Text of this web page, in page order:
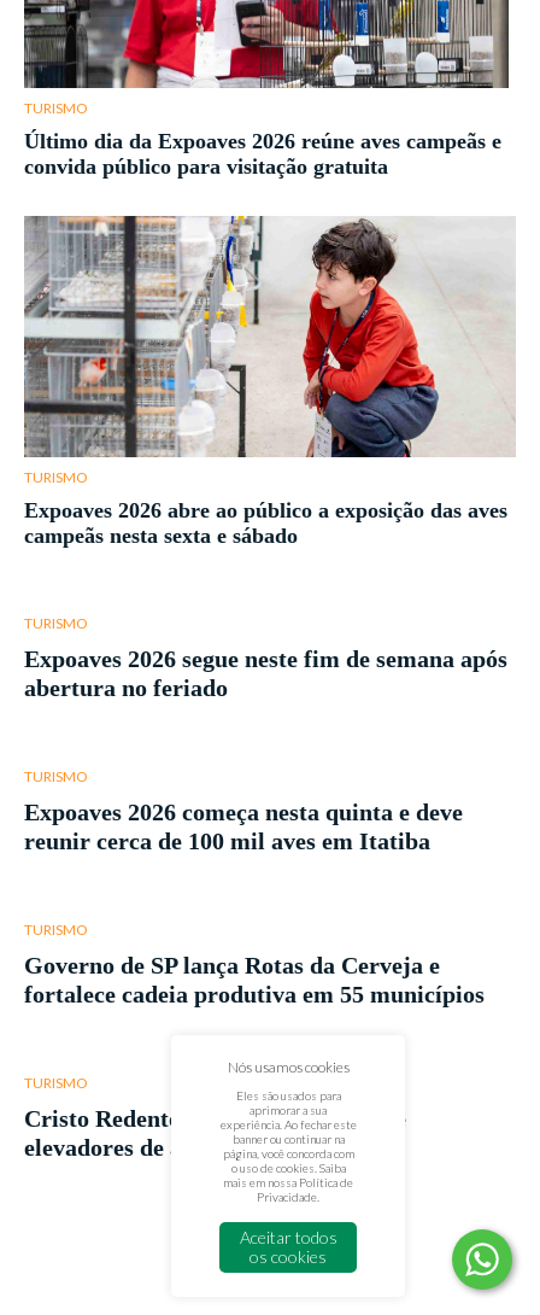
TURISMO
Último dia da Expoaves 2026 reúne aves campeãs e
convida público para visitação gratuita
TURISMO
Expoaves 2026 abre ao público a exposição das aves
campeãs nesta sexta e sábado
TURISMO
Expoaves 2026 segue neste fim de semana após
abertura no feriado
TURISMO
Expoaves 2026 começa nesta quinta e deve
reunir cerca de 100 mil aves em Itatiba
TURISMO
Governo de SP lança Rotas da Cerveja e
fortalece cadeia produtiva em 55 municípios
TURISMO
Cristo Redentor terá novas escadas e
elevadores de acesso
Nós usamos cookies
Eles são usados para
aprimorar a sua
experiência. Ao fechar este
banner ou continuar na
página, você concorda com
o uso de cookies. Saiba
mais em nossa Política de
Privacidade
Aceitar todos
os cookies